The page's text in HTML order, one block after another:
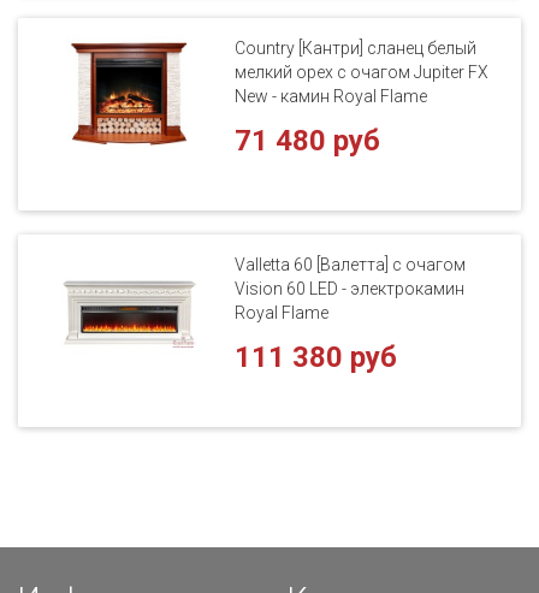
Country [Кантри] сланец белый
мелкий орех с очагом Jupiter FX
New - камин Royal Flame
71 480 руб
Valletta 60 [Валетта] с очагом
Vision 60 LED - электрокамин
Royal Flame
111 380 руб